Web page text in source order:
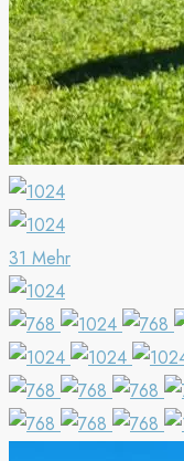
31 Mehr